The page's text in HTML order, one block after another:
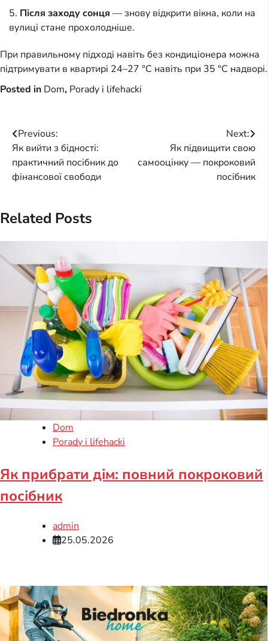
Після заходу сонця — знову відкрити вікна, коли на
вулиці стане прохолодніше.
При правильному підході навіть без кондиціонера можна
підтримувати в квартирі 24–27 °C навіть при 35 °C надворі.
Posted in Dom, Porady i lifehacki
Post
navigation
Previous:
Як вийти з бідності:
практичний посібник до
фінансової свободи
Next:
Як підвищити свою
самооцінку — покроковий
посібник
Related Posts
Dom
Porady i lifehacki
Як прибрати дім: повний покроковий
посібник
admin
25.05.2026